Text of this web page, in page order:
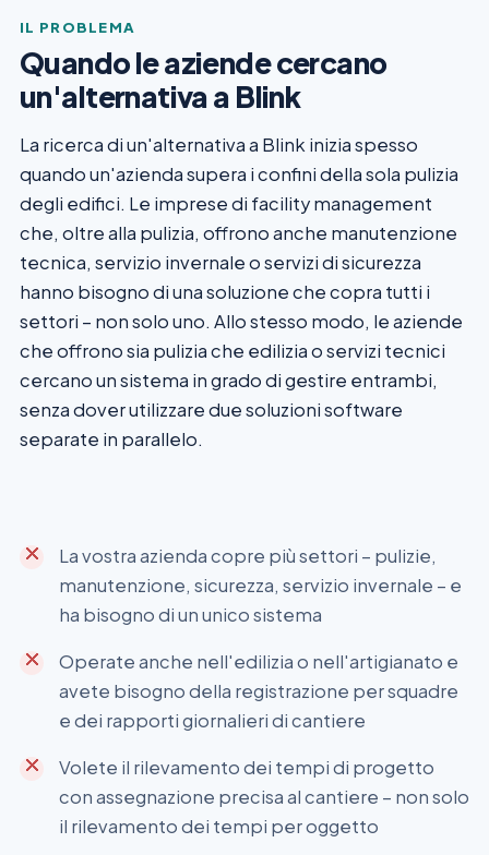
IL PROBLEMA
Quando le aziende cercano
un'alternativa a Blink
La ricerca di un'alternativa a Blink inizia spesso
quando un'azienda supera i confini della sola pulizia
degli edifici. Le imprese di facility management
che, oltre alla pulizia, offrono anche manutenzione
tecnica, servizio invernale o servizi di sicurezza
hanno bisogno di una soluzione che copra tutti i
settori – non solo uno. Allo stesso modo, le aziende
che offrono sia pulizia che edilizia o servizi tecnici
cercano un sistema in grado di gestire entrambi,
senza dover utilizzare due soluzioni software
separate in parallelo.
La vostra azienda copre più settori – pulizie,
manutenzione, sicurezza, servizio invernale – e
ha bisogno di un unico sistema
Operate anche nell'edilizia o nell'artigianato e
avete bisogno della registrazione per squadre
e dei rapporti giornalieri di cantiere
Volete il rilevamento dei tempi di progetto
con assegnazione precisa al cantiere – non solo
il rilevamento dei tempi per oggetto